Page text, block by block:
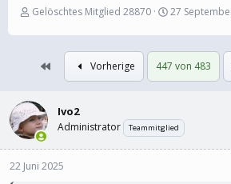
E
s
e
r
Gelöschtes Mitglied 28870
E
s
t
e
l
a
m
27
Vorherige 447 von 483
Ivo2
Administrator Teammitglied
22 Juni 2025